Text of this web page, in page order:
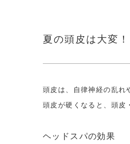
夏の頭皮は大変！
頭皮は、自律神経の乱れ
頭皮が硬くなると、頭皮
ヘッドスパの効果